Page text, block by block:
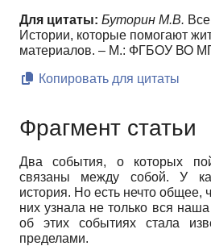
Для цитаты: Буторин М.В.
Истории, которые помогают
материалов. – М.: ФГБОУ ВО
Копировать для цитаты
Фрагмент статьи
Два события, о которых
связаны между собой. У
история. Но есть нечто общее,
них узнала не только вся
об этих событиях стала
пределами.